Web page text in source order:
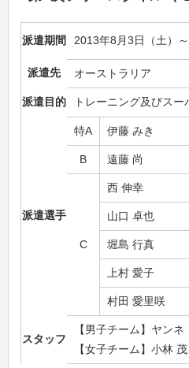
派遣期間 2013年8月3日（土）～
派遣先 オーストラリア
派遣目的 トレーニング及びスー
派遣選手
特A 伊藤 みき
B 遠藤 尚
C
西 伸幸
山口 卓也
堀島 行真
上村 愛子
村田 愛里咲
スタッフ
【男子チーム】ヤンネ
【女子チーム】小林